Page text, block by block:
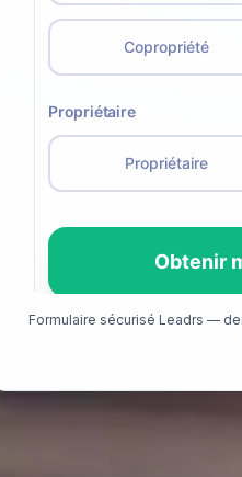
Formulaire sécurisé Leadrs —